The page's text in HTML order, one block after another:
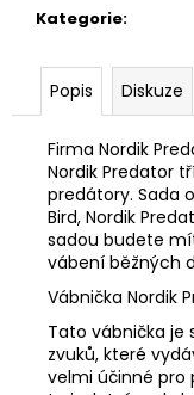
Kategorie:
Popis Diskuze
Firma Nordik
Nordik Predator
predátory. Sada
Bird, Nordik
sadou budete
vábení běžných
Vábnička Nordik
Tato vábnička je
zvuků, které
velmi účinné pro
č
BLASER
PLOCHÝ
ŠROUBOVÁK
370
Kč